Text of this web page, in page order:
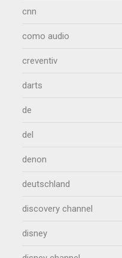
cnn
como audio
creventiv
darts
de
del
denon
deutschland
discovery channel
disney